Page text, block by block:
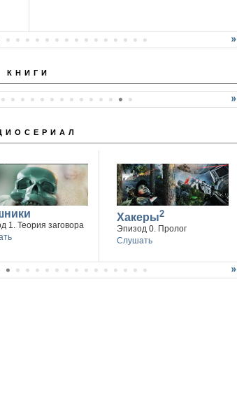
КНИГИ
1. Теория заговора
Хакеры2
Эпизод 0. Пролог
Слушать